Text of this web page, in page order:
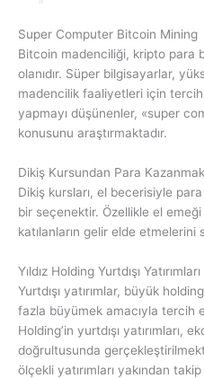
Super Computer Bitcoin Mining
Bitcoin madenciliği, kripto para
olanıdır. Süper bilgisayarlar,
madencilik faaliyetleri için tercih
yapmayı düşünenler, «super
konusunu araştırmaktadır.
Dikiş Kursundan Para Kazanmak
Dikiş kursları, el becerisiyle
bir seçenektir. Özellikle el emeği
katılanların gelir elde etmelerini
Yıldız Holding Yurtdışı Yatırımları
Yurtdışı yatırımlar, büyük
fazla büyümek amacıyla tercih
Holding’in yurtdışı yatırımları,
doğrultusunda
ölçekli yatırımları yakından